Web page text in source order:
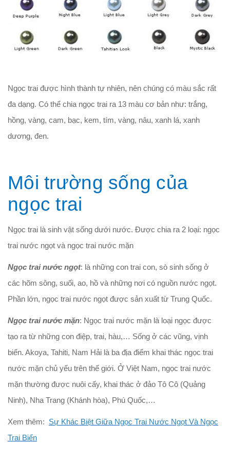
Ngọc trai được hình thành tự nhiên, nên chúng có màu sắc rất
đa dạng. Có thể chia ngọc trai ra 13 màu cơ bản như: trắng,
hồng, vàng, cam, bạc, kem, tím, vàng, nâu, xanh lá, xanh
dương, đen.
Môi trường sống của
ngọc trai
Ngọc trai là sinh vật sống dưới nước. Được chia ra 2 loại: ngọc
trai nước ngọt và ngọc trai nước mặn
Ngọc trai nước ngọt: là những con trai con, sò sinh sống ở
các hõm sông, suối, ao, hồ và những nơi có nguồn nước ngọt.
Phần lớn, ngọc trai nước ngọt được sản xuất từ Trung Quốc.
Ngọc trai nước mặn: Ngọc trai nước mặn là loại ngọc được
tạo ra từ những con điệp, trai, hàu,… Sống ở các vũng, vịnh
biển. Akoya, Tahiti, Nam Hải là ba địa điểm khai thác ngọc trai
nước mặn chủ yếu trên thế giới. Ở Việt Nam, ngọc trai nước
mặn thường được nuôi cấy, khai thác ở đảo Tô Cô (Quảng
Ninh), Nha Trang (Khánh hòa), Phú Quốc,…
Xem thêm: Sự Khác Biệt Giữa Ngọc Trai Nước Ngọt Và Ngọc
Trai Biển